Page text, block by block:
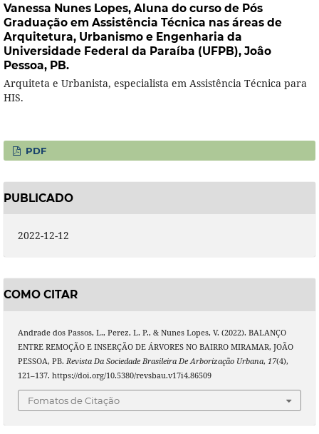
Vanessa Nunes Lopes, Aluna do curso de Pós
Graduação em Assistência Técnica nas áreas de
Arquitetura, Urbanismo e Engenharia da
Universidade Federal da Paraíba (UFPB), Joâo
Pessoa, PB.
Arquiteta e Urbanista, especialista em Assistência Técnica para
HIS.
PDF
PUBLICADO
2022-12-12
COMO CITAR
Andrade dos Passos, L., Perez, L. P., & Nunes Lopes, V. (2022). BALANÇO
ENTRE REMOÇÃO E INSERÇÃO DE ÁRVORES NO BAIRRO MIRAMAR, JOÃO
PESSOA, PB. Revista Da Sociedade Brasileira De Arborização Urbana, 17(4),
121–137. https://doi.org/10.5380/revsbau.v17i4.86509
Fomatos de Citação